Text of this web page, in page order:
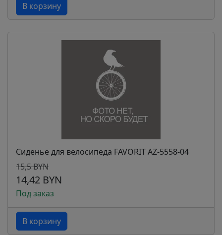
В корзину
Сиденье для велосипеда FAVORIT AZ-5558-04
15,5 BYN
14,42 BYN
Под заказ
В корзину